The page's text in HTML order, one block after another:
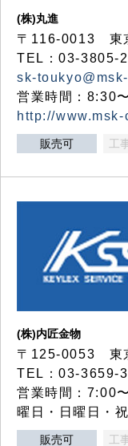
(株)丸進
〒116-0013 東
TEL：03-3805-
sk-
営業時間：8:30
http://
販売可 工
(株)内匠金物
〒125-0053 東
TEL：03-3659-
営業時間：7:00
曜日・日曜日・
販売可 工